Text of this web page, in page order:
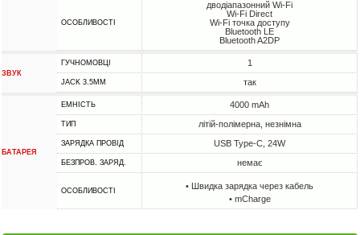
ОСОБЛИВОСТІ
дводіапазонний Wi-Fi
Wi-Fi Direct
Wi-Fi точка доступу
Bluetooth LE
Bluetooth A2DP
ЗВУК
ГУЧНОМОВЦІ 1
JACK 3.5MM так
БАТАРЕЯ
ЕМНІСТЬ 4000 mAh
ТИП літій-полімерна, незнімна
ЗАРЯДКА ПРОВІД USB Type-C, 24W
БЕЗПРОВ. ЗАРЯД. немає
ОСОБЛИВОСТІ
• Швидка зарядка через кабель
• mCharge